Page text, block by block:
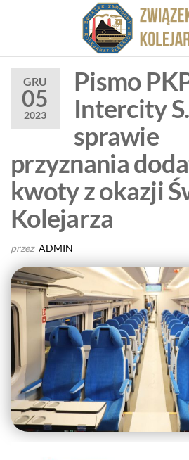
GRU
05
2023
Pismo
Intercity
sprawie
przyznania
kwoty z okazji
Kolejarza
przez ADMIN